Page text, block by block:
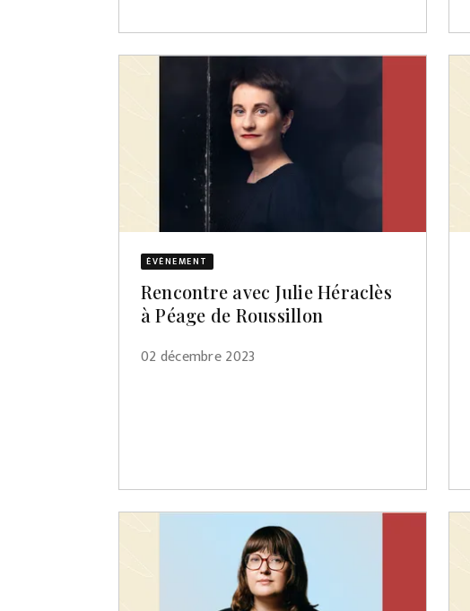
ÉVÈNEMENT
Rencontre avec Julie Héraclès
à Péage de Roussillon
02 décembre 2023